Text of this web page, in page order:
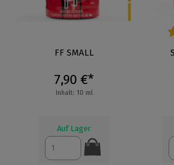
FF SMALL
7,90 €*
Inhalt: 10 ml
Auf Lager